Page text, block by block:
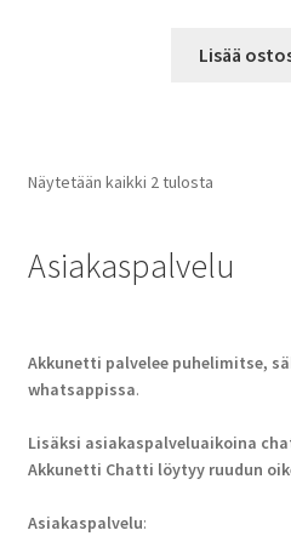
Lisää
Näytetään kaikki 2 tulosta
Asiakaspalvelu
Akkunetti palvelee puhelimitse,
whatsappissa.
Lisäksi asiakaspalveluaikoina
Akkunetti Chatti löytyy ruudun
Asiakaspalvelu: